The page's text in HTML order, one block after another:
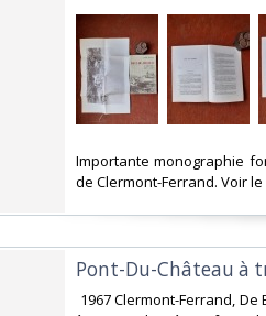
‎Importante monographie
de Clermont-Ferrand. Voir
‎Pont-Du-Château à
1967 Clermont-Ferrand,